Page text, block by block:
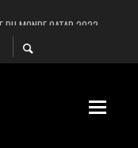
DU MONDE QATAR 2022
EST-CE UNE CYBER-
ULTRA-HAUTE DÉFINITION
DE SPACEX
ALI, SERA-T-IL ENTERRÉ EN